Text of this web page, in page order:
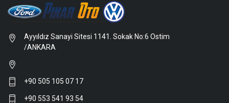
Ayyıldız Sanayi Sitesi 1141. Sokak No:6 Ostim
/ANKARA
+90 505 105 07 17
+90 553 541 93 54